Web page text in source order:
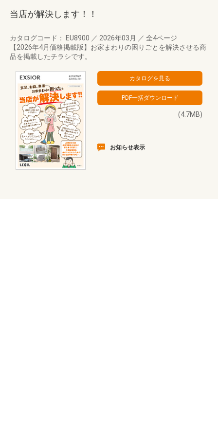
当店が解決します！！
カタログコード： EU8900 ／ 2026年03月 ／ 全4ページ
【2026年4月価格掲載版】お家まわりの困りごとを解決させる商
品を掲載したチラシです。
(4.7MB)
お知らせ表示